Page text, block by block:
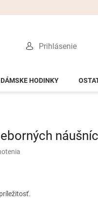
Prihlásenie
DÁMSKE HODINKY